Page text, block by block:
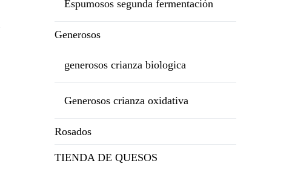
Espumosos segunda fermentación
Generosos
generosos crianza biologica
Generosos crianza oxidativa
Rosados
TIENDA DE QUESOS